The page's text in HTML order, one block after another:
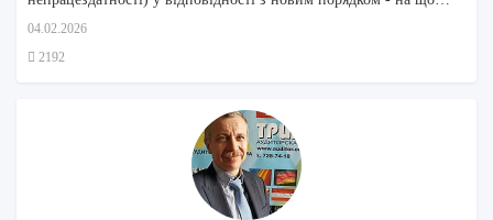
звернути увагу
04.02.2026
2192